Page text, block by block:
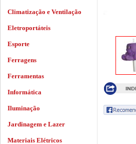
Climatização e Ventilação
Eletroportáteis
Esporte
Ferragens
Ferramentas
Informática
Iluminação
Jardinagem e Lazer
Materiais Elétricos